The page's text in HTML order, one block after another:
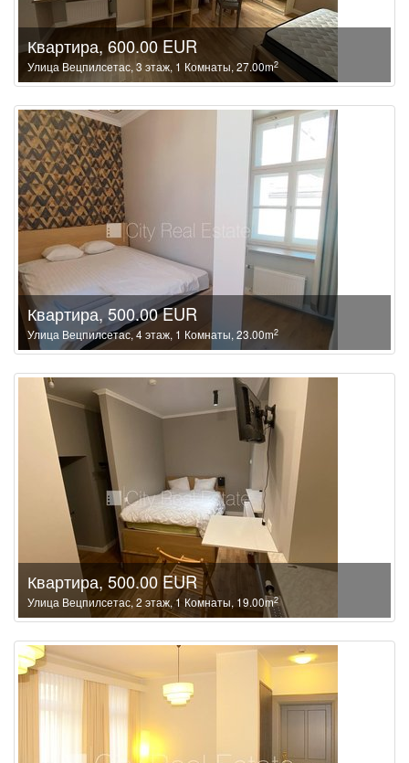
Квартира, 600.00 EUR
Улица Вецпилсетас, 3 этаж, 1 Комнаты, 27.00m2
Квартира, 500.00 EUR
Улица Вецпилсетас, 4 этаж, 1 Комнаты, 23.00m2
Квартира, 500.00 EUR
Улица Вецпилсетас, 2 этаж, 1 Комнаты, 19.00m2